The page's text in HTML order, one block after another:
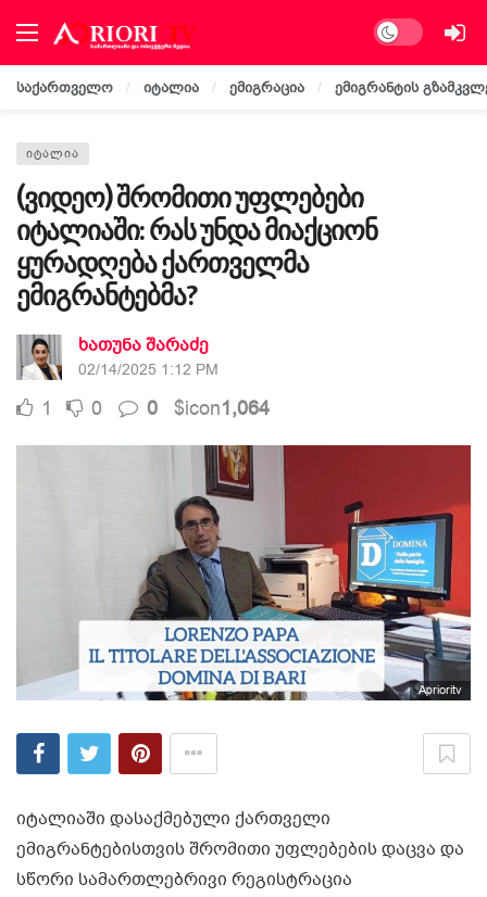
Dark mode
საქართველო იტალია ემიგრაცია ემიგრანტის
ᲘᲢᲐᲚᲘᲐ
(ვიდეო) შრომითი უფლებები
იტალიაში: რას უნდა მიაქციონ
ყურადღება ქართველმა
ემიგრანტებმა?
ხათუნა შარაძე
02/14/2025 1:12 PM
1 0 0 $icon1,064
Aprioritv
იტალიაში დასაქმებული ქართველი
ემიგრანტებისთვის შრომითი უფლებების დაცვა და
სწორი სამართლებრივი რეგისტრაცია